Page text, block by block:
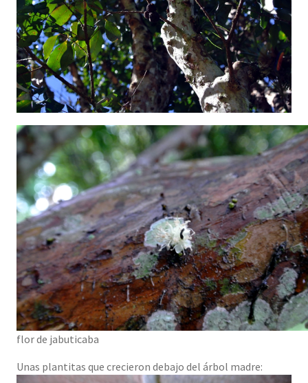
flor de jabuticaba
Unas plantitas que crecieron debajo del árbol madre: